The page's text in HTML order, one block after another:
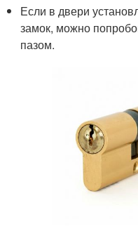
Если в двери
замок, можно
пазом.